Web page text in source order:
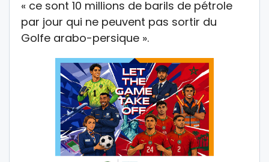
« ce sont 10 millions de barils de pétrole
par jour qui ne peuvent pas sortir du
Golfe arabo-persique ».